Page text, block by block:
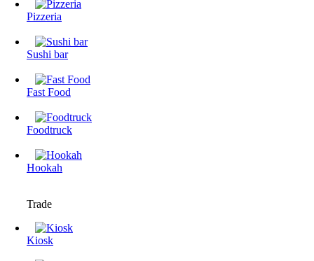
Pizzeria
Sushi bar
Fast Food
Foodtruck
Hookah
Trade
Kiosk